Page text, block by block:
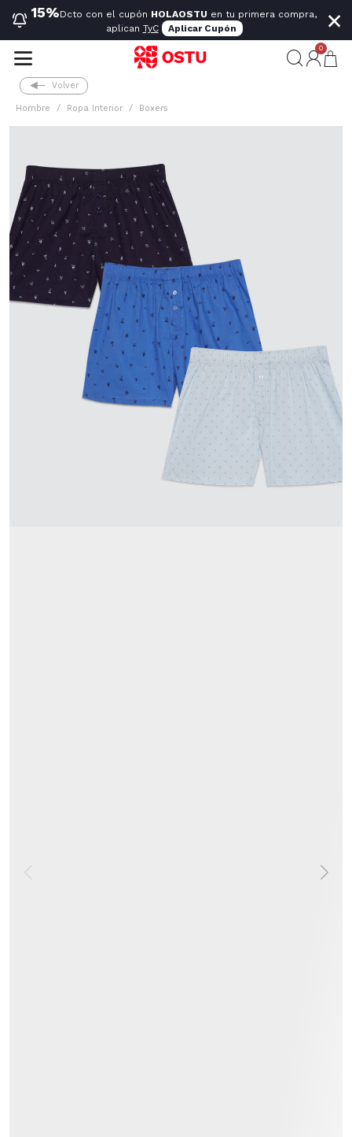
15%Dcto con el cupón HOLAOSTU en tu primera compra,
aplican TyC Aplicar Cupón ×
0
Volver
Hombre Ropa Interior Boxers